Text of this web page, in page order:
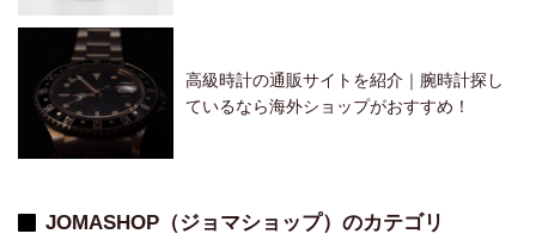
Eberhard And Co
Ellen Tracy
Ernest Borel
Esq By Movado
Estee Lauder
F.A.M.T.
Fendi
Fjallraven
Flexon
Gc By Guess
Geoffrey Beene
Georg Jensen
高級時計の通販サイトを紹介｜腕時計探し
ているなら海外ショップがおすすめ！
JOMASHOP（ジョマショップ）のカテゴリ